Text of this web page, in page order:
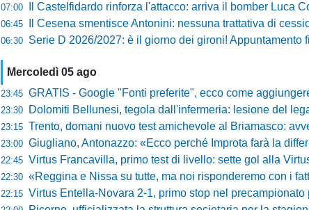
07:00 Il Castelfidardo rinforza l'attacco: arriva il bomber Luca
06:45 Il Cesena smentisce Antonini: nessuna trattativa di
06:30 Serie D 2026/2027: è il giorno dei gironi! Appuntamento
Mercoledì 05 ago
23:45 GRATIS - Google "Fonti preferite", ecco come aggiungere NotiziarioCalcio alle
23:30 Dolomiti Bellunesi, tegola dall'infermeria: lesione del legamento crociato per
23:15 Trento, domani nuovo test amichevole al Briamasco: avversaria la Roma
23:00 Giugliano, Antonazzo: «Ecco perché Improta farà la
22:45 Virtus Francavilla, primo test di livello: sette gol alla Virtus Sammarco e colpo
22:30 «Reggina e Nissa su tutte, ma noi risponderemo con i fatti»: Vibonese, parla il
22:15 Virtus Entella-Novara 2-1, primo stop nel precampionato per gli azzurri: Forte ribalta